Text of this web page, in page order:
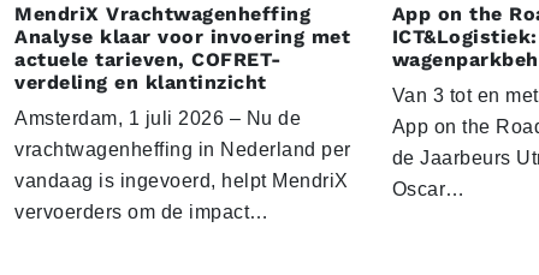
MendriX Vrachtwagenheffing
Analyse klaar voor invoering met
actuele tarieven, COFRET-
verdeling en klantinzicht
Amsterdam, 1 juli 2026 – Nu de
vrachtwagenheffing in Nederland per
vandaag is ingevoerd, helpt MendriX
vervoerders om de impact…
App on the
Van 3 tot en
App on the
de Jaarbeurs
Oscar…